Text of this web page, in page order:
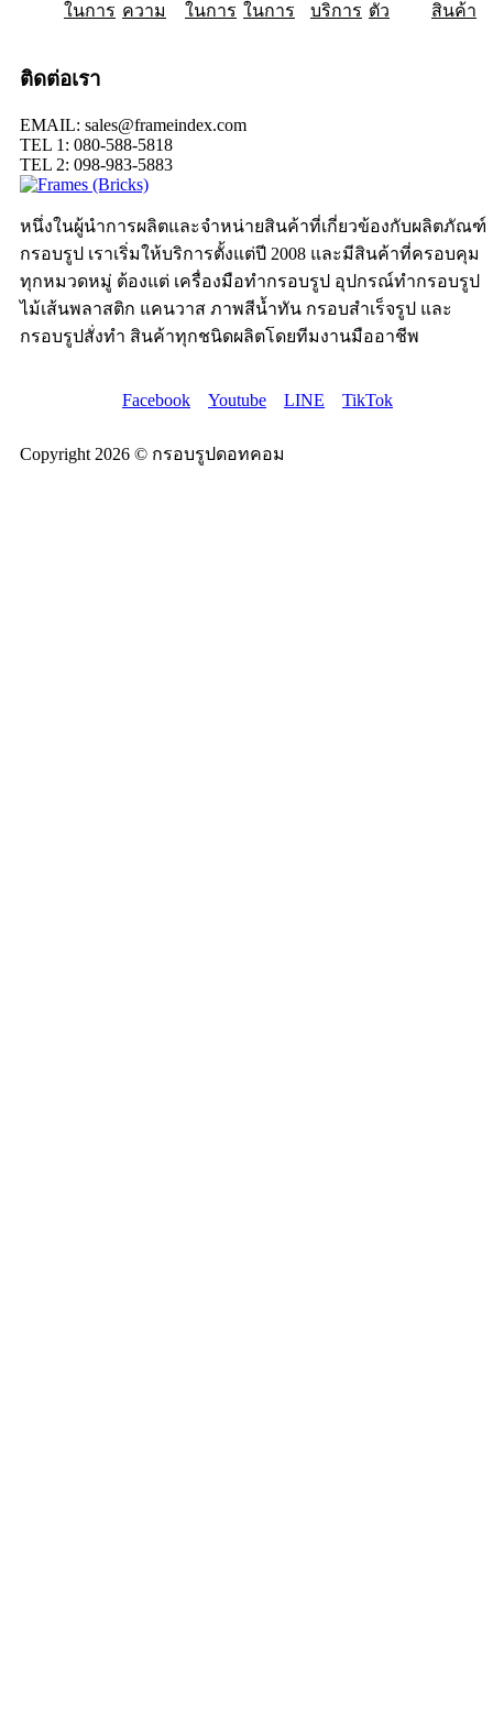
หนึ่งในผู้นำการผลิตและจำหน่ายสินค้าที่เกี่ยวข้องกับผลิตภัณฑ์
กรอบรูป เราเริ่มให้บริการตั้งแต่ปี 2008 และมีสินค้าที่ครอบคุม
ทุกหมวดหมู่ ต้องแต่ เครื่องมือทำกรอบรูป อุปกรณ์ทำกรอบรูป
ไม้เส้นพลาสติก แคนวาส ภาพสีน้ำทัน กรอบสำเร็จรูป และ
กรอบรูปสั่งทำ สินค้าทุกชนิดผลิตโดยทีมงานมืออาชีพ
Facebook Youtube LINE TikTok
Copyright 2026 © กรอบรูปดอทคอม
ในการ
บริการ
ความ
ตัว
ในการ
สินค้า
ในการ
ติดต่อเรา
EMAIL: sales@frameindex.com
TEL 1: 080-588-5818
TEL 2: 098-983-5883